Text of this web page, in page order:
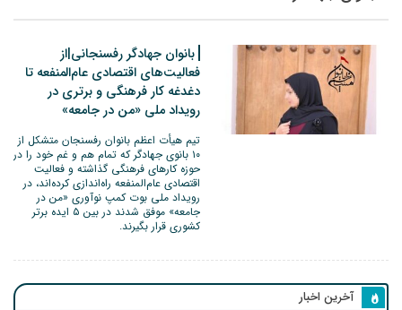
بانوان جهادگر رفسنجانی|از
فعالیت‌های اقتصادی عام‌المنفعه تا
دغدغه کار فرهنگی و برتری در
رویداد ملی «من در جامعه»
تیم هیأت اعظم بانوان رفسنجان متشکل از
۱۰ بانوی جهادگر که تمام هم و غم خود را در
حوزه کارهای فرهنگی گذاشته و فعالیت
اقتصادی عام‌المنفعه راه‌اندازی کرده‌اند، در
رویداد ملی بوت کمپ نوآوری «من در
جامعه» موفق شدند در بین ۵ ایده برتر
کشوری قرار بگیرند.
آخرین اخبار